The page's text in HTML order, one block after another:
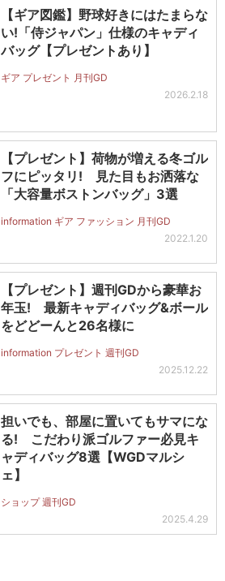
【ギア図鑑】野球好きにはたまらな
い!「侍ジャパン」仕様のキャディ
バッグ【プレゼントあり】
ギア プレゼント 月刊GD
2026.2.18
【プレゼント】荷物が増える冬ゴル
フにピッタリ! 見た目もお洒落な
「大容量ボストンバッグ」3選
information ギア ファッション 月刊GD
2022.1.20
【プレゼント】週刊GDから豪華お
年玉! 最新キャディバッグ&ボール
をどどーんと26名様に
information プレゼント 週刊GD
2025.12.22
担いでも、部屋に置いてもサマにな
る! こだわり派ゴルファー必見キ
ャディバッグ8選【WGDマルシ
ェ】
ショップ 週刊GD
2025.4.29